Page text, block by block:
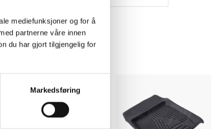
mediefunksjoner og for å
partnerne våre innen
du har gjort tilgjengelig for
Markedsføring